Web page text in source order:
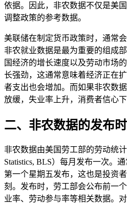
依据。因此，非农数据不仅是美
调整政策的参考数据。
美联储在制定货币政策时，通常
非农就业数据是最为重要的组成
国经济的增长速度以及劳动市场
长强劲，这通常意味着经济正在
者支出也会增加。而如果非农数
放缓，失业率上升，消费者信心
二、非农数据的发布
非农数据由美国劳工部的劳动统计
Statistics, BLS）每月发布一次。
第一个星期五发布，这也是投资
刻。发布时，劳工部会公布前一
业率、劳动参与率等相关数据。